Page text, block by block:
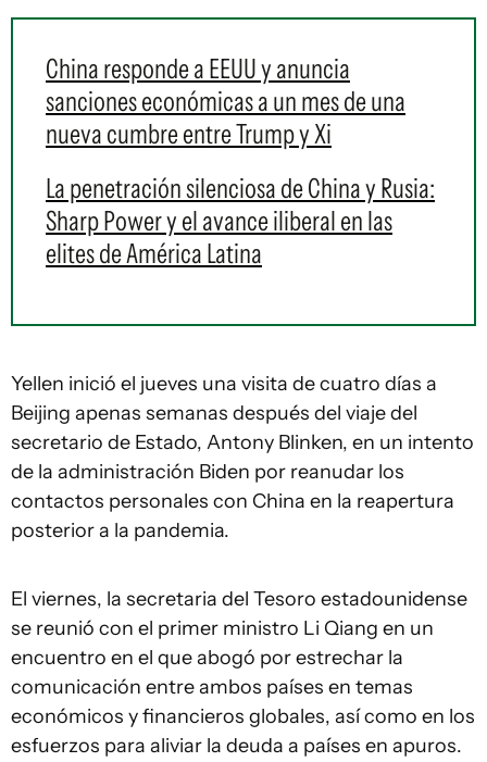
China responde a EEUU y anuncia
sanciones económicas a un mes de una
nueva cumbre entre Trump y Xi
La penetración silenciosa de China y Rusia:
Sharp Power y el avance iliberal en las
elites de América Latina
Yellen inició el jueves una visita de cuatro días a
Beijing apenas semanas después del viaje del
secretario de Estado, Antony Blinken, en un intento
de la administración Biden por reanudar los
contactos personales con China en la reapertura
posterior a la pandemia.
El viernes, la secretaria del Tesoro estadounidense
se reunió con el primer ministro Li Qiang en un
encuentro en el que abogó por estrechar la
comunicación entre ambos países en temas
económicos y financieros globales, así como en los
esfuerzos para aliviar la deuda a países en apuros.